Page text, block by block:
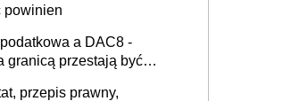
powinien
a DAC8 -
granicą przestają być
przepis prawny,